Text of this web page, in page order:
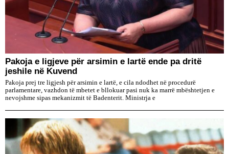
Pakoja e ligjeve për arsimin e lartë ende pa dritë
jeshile në Kuvend
Pakoja prej tre ligjesh për arsimin e lartë, e cila ndodhet në procedurë
parlamentare, vazhdon të mbetet e bllokuar pasi nuk ka marrë mbështetjen e
nevojshme sipas mekanizmit të Badenterit. Ministrja e